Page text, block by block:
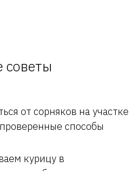
советы
от сорняков на участке
способы
курицу в